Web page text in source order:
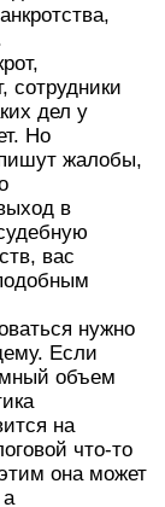
сотрудники
дел у
Но
жалобы,
в
вас
нужно
Если
объем
на
что-то
она может